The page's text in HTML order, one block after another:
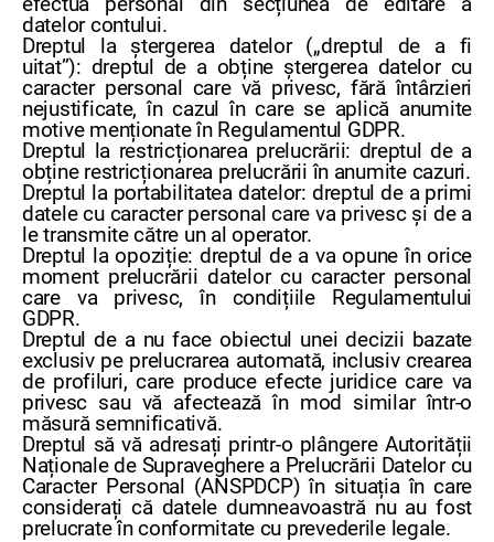
datelor contului.
Dreptul la ștergerea datelor („dreptul de a fi
uitat”): dreptul de a obține ștergerea datelor cu
caracter personal care vă privesc, fără întârzieri
nejustificate, în cazul în care se aplică anumite
motive menționate în Regulamentul GDPR.
Dreptul la restricționarea prelucrării: dreptul de a
obține restricționarea prelucrării în anumite cazuri.
Dreptul la portabilitatea datelor: dreptul de a primi
datele cu caracter personal care va privesc și de a
le transmite către un al operator.
Dreptul la opoziție: dreptul de a va opune în orice
moment prelucrării datelor cu caracter personal
care va privesc, în condițiile Regulamentului
GDPR.
Dreptul de a nu face obiectul unei decizii bazate
exclusiv pe prelucrarea automată, inclusiv crearea
de profiluri, care produce efecte juridice care va
privesc sau vă afectează în mod similar într-o
măsură semnificativă.
Dreptul să vă adresați printr-o plângere Autorității
Naționale de Supraveghere a Prelucrării Datelor cu
Caracter Personal (ANSPDCP) în situația în care
considerați că datele dumneavoastră nu au fost
prelucrate în conformitate cu prevederile legale.